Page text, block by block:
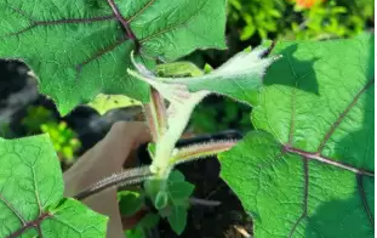
Також у нас є в продажу:
цитрусові саджанці лайм у горщику
декоративне лимонне дерево
саджанці бананів
саджанці екзотичних рослин